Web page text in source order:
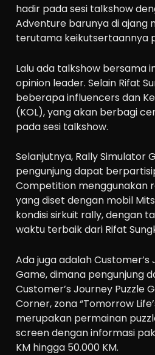
hadir pada sesi talkshow
Adventure barunya di ajang
terutama keikutsertaannya
Lalu ada talkshow bersama
opinion leader. Selain Rifat
beberapa influencers dan
(KOL), yang akan berbagi
pada sesi talkshow.
Selanjutnya, Rally Simulator
pengunjung dapat
Competition menggunakan
yang diset dengan mobil
kondisi sirkuit rally, dengan
waktu terbaik dari Rifat
Ada juga adalah Customer’s
Game, dimana pengunjung
Customer’s Journey Puzzle
Corner, zona “Tomorrow
merupakan permainan
screen dengan informasi
KM hingga 50.000 KM.